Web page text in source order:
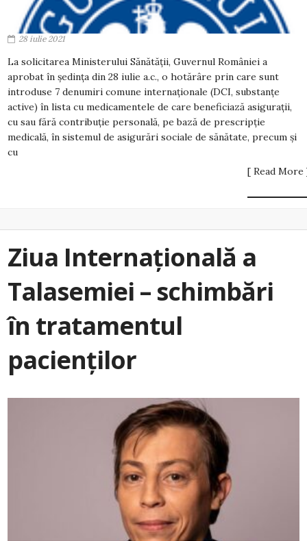
28 iulie 2021
La solicitarea Ministerului Sănătății, Guvernul României a
aprobat în ședința din 28 iulie a.c., o hotărâre prin care sunt
introduse 7 denumiri comune internaționale (DCI, substanțe
active) în lista cu medicamentele de care beneficiază asiguraţii,
cu sau fără contribuţie personală, pe bază de prescripţie
medicală, în sistemul de asigurări sociale de sănătate, precum şi
cu
[ Read More
Ziua Internațională a
Talasemiei – schimbări
în tratamentul
pacienților